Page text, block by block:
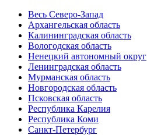
Весь Северо-Запад
Архангельская область
Калининградская область
Вологодская область
Ненецкий автономный округ
Ленинградская область
Мурманская область
Новгородская область
Псковская область
Республика Карелия
Республика Коми
Санкт-Петербург